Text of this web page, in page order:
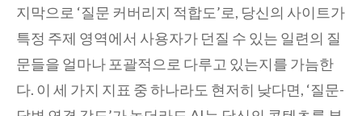
지막으로 ‘질문 커버리지 적합도’로, 당신의 사이트가
특정 주제 영역에서 사용자가 던질 수 있는 일련의 질
문들을 얼마나 포괄적으로 다루고 있는지를 가늠한
다. 이 세 가지 지표 중 하나라도 현저히 낮다면, ‘질문-